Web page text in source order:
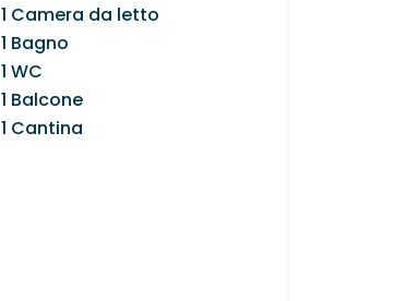
1 Camera da letto
1 Bagno
1 WC
1 Balcone
1 Cantina